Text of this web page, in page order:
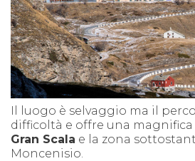
Il luogo è selvaggio ma il
difficoltà e offre una magnifica
Gran Scala e la zona
Moncenisio.